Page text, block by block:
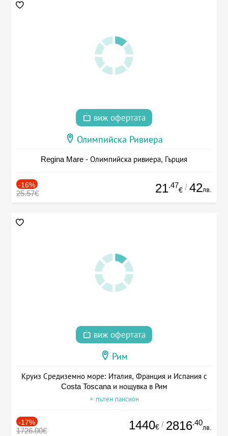
виж офертата
Олимпийска Ривиера
Regina Mare - Олимпийска ривиера, Гърция
-16%
25.57€ 21.47
€ / 42лв.
виж офертата
Рим
Круиз Средиземно море: Италия, Франция и Испания с
Costa Toscana и нощувка в Рим
+ пълен пансион
-17%
1726.00€ 1440€ / 2816.40
лв.